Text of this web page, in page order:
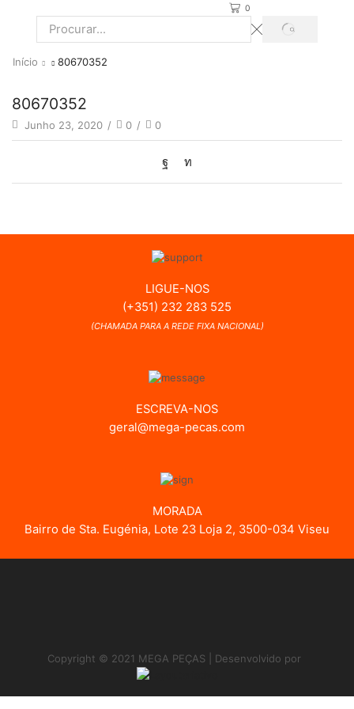
0
Search
PROCURAR
Início 80670352
80670352
Junho 23, 2020 / 0 / 0
LIGUE-NOS
(+351) 232 283 525
(CHAMADA PARA A REDE FIXA NACIONAL)
ESCREVA-NOS
geral@mega-pecas.com
MORADA
Bairro de Sta. Eugénia, Lote 23 Loja 2, 3500-034 Viseu
Copyright © 2021 MEGA PEÇAS | Desenvolvido por